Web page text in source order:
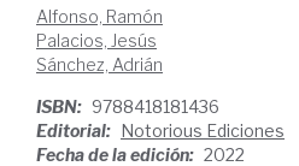
Alfonso, Ramón
Palacios, Jesús
Sánchez, Adrián
ISBN: 9788418181436
Editorial: Notorious Ediciones
Fecha de la edición: 2022